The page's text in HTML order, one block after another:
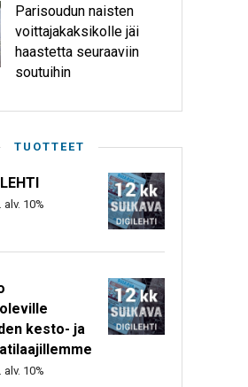
Parisoudun naisten
voittajakaksikolle jäi
haastetta seuraaviin
soutuihin
TUOTTEET
alv. 10%
kesto- ja
alv. 10%